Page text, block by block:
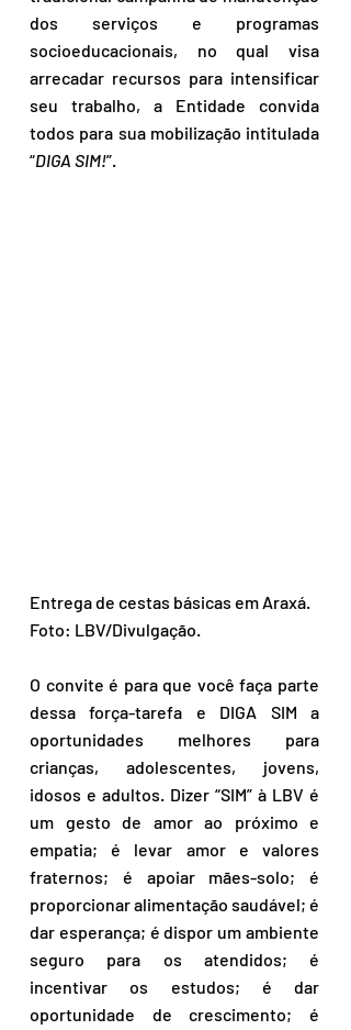
dos serviços e programas
socioeducacionais, no qual visa
arrecadar recursos para intensificar
seu trabalho, a Entidade convida
todos para sua mobilização intitulada
“DIGA SIM!”.
Entrega de cestas básicas em Araxá.
Foto: LBV/Divulgação.
O convite é para que você faça parte
dessa força-tarefa e DIGA SIM a
oportunidades melhores para
crianças, adolescentes, jovens,
idosos e adultos. Dizer “SIM” à LBV é
um gesto de amor ao próximo e
empatia; é levar amor e valores
fraternos; é apoiar mães-solo; é
proporcionar alimentação saudável; é
dar esperança; é dispor um ambiente
seguro para os atendidos; é
incentivar os estudos; é dar
oportunidade de crescimento; é